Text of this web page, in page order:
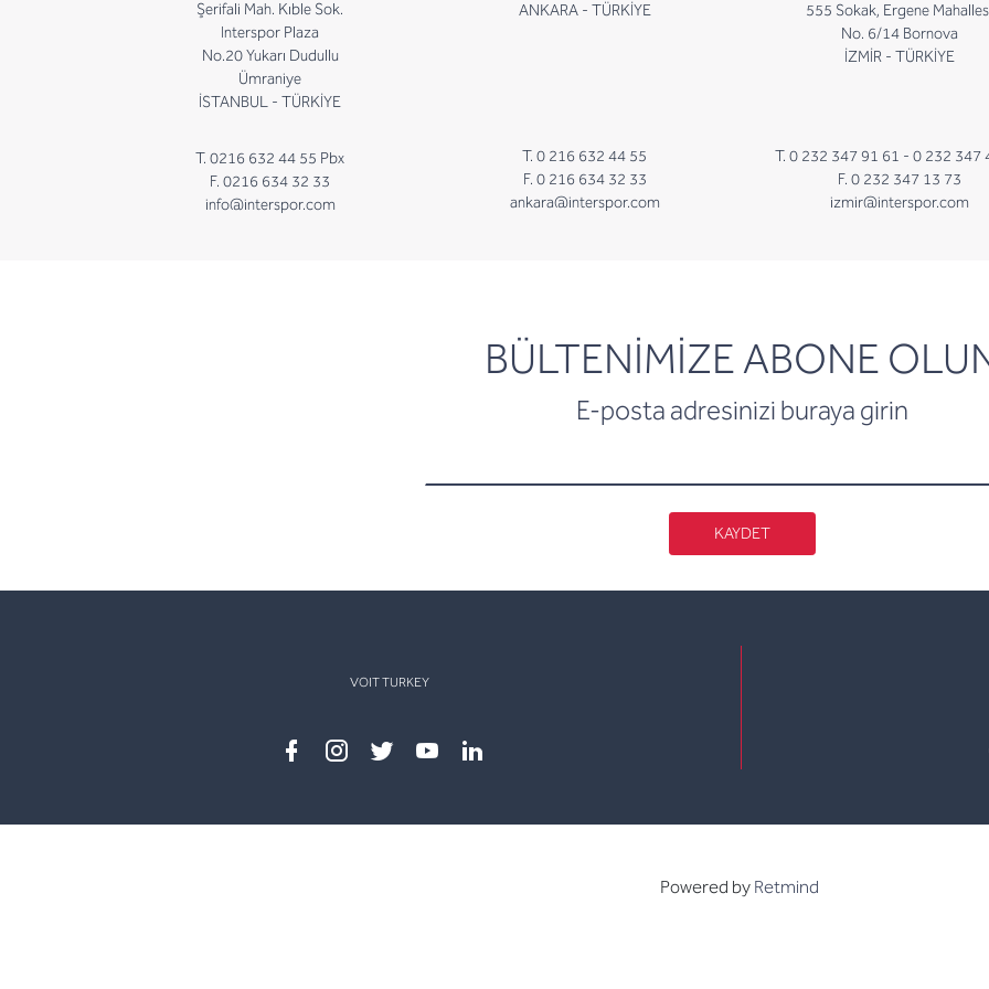
Şerifali Mah. Kıble Sok.
Interspor Plaza
No.20 Yukarı Dudullu
Ümraniye
İSTANBUL - TÜRKİYE
T. 0216 632 44 55 Pbx
F. 0216 634 32 33
info@interspor.com
ANKARA - TÜRKİYE
T. 0 216 632 44 55
F. 0 216 634 32 33
ankara@interspor.com
555 Sokak, Ergene
No. 6/14 Bornova
İZMİR - TÜRKİYE
T. 0 232 347 91 61 - 0 232 347
F. 0 232 347 13 73
izmir@interspor.com
BÜLTENİMİZE ABONE
E-posta adresinizi buraya girin
newsletter
KAYDET
VOIT TURKEY
Powered by Retmind